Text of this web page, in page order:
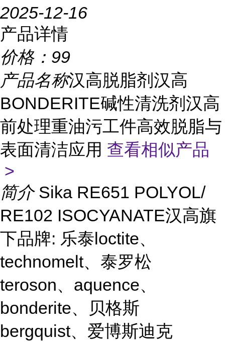
2025-12-16
产品详情
价格： 99
产品名称汉高脱脂剂汉高
BONDERITE碱性清洗剂汉高
前处理重油污工件高效脱脂与
表面清洁应用 查看相似产品
>
简介 Sika RE651 POLYOL/
RE102 ISOCYANATE汉高旗
下品牌: 乐泰loctite、
technomelt、泰罗松
teroson、aquence、
bonderite、贝格斯
bergquist、爱博斯迪克